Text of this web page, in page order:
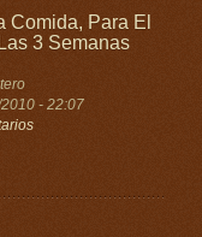
Comida, Para El
3 Semanas
- 22:07